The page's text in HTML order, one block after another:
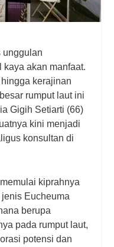
unggulan
kaya akan manfaat.
kerajinan
rumput laut ini
Gigih Setiarti (66)
kini menjadi
konsultan di
kiprahnya
jenis Eucheuma
berupa
pada rumput laut,
potensi dan